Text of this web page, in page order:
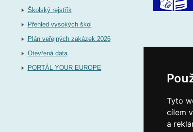
Tyto
cílem
a
Školský rejstřík
Přehled vysokých škol
Plán veřejných zakázek 2026
Otevřená data
PORTÁL YOUR EUROPE